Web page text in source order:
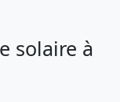
solaire à